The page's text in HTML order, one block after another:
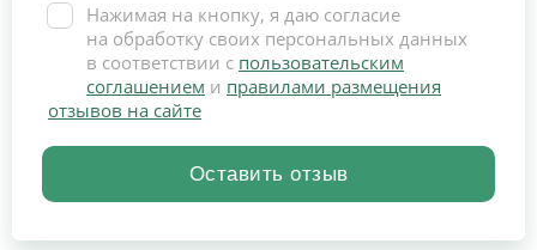
Нажимая на кнопку, я даю согласие
на обработку своих персональных данных
в соответствии с пользовательским
соглашением и правилами размещения
отзывов на сайте